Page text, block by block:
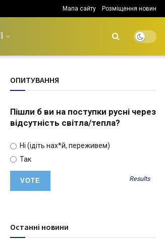
Мапа сайту Розміщення новин
ОПИТУВАННЯ
Пішли б ви на поступки русні через
відсутність світла/тепла?
Ні (ідіть нах*й, переживем)
Так
Results
Останні новини